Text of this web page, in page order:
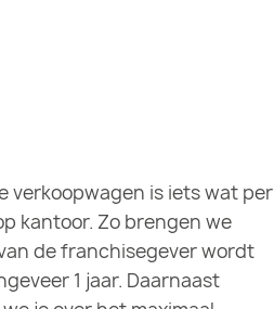
verkoopwagen is iets wat per
kantoor. Zo brengen we
de franchisegever wordt
1 jaar. Daarnaast